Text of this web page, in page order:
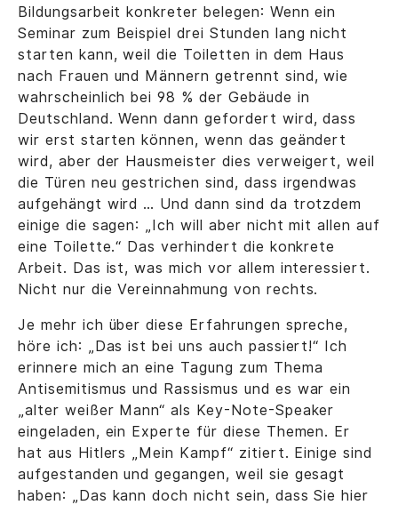
Bildungsarbeit konkreter belegen: Wenn ein
Seminar zum Beispiel drei Stunden lang nicht
starten kann, weil die Toiletten in dem Haus
nach Frauen und Männern getrennt sind, wie
wahrscheinlich bei 98 % der Gebäude in
Deutschland. Wenn dann gefordert wird, dass
wir erst starten können, wenn das geändert
wird, aber der Hausmeister dies verweigert, weil
die Türen neu gestrichen sind, dass irgendwas
aufgehängt wird … Und dann sind da trotzdem
einige die sagen: „Ich will aber nicht mit allen auf
eine Toilette.“ Das verhindert die konkrete
Arbeit. Das ist, was mich vor allem interessiert.
Nicht nur die Vereinnahmung von rechts.
Je mehr ich über diese Erfahrungen spreche,
höre ich: „Das ist bei uns auch passiert!“ Ich
erinnere mich an eine Tagung zum Thema
Antisemitismus und Rassismus und es war ein
„alter weißer Mann“ als Key-Note-Speaker
eingeladen, ein Experte für diese Themen. Er
hat aus Hitlers „Mein Kampf“ zitiert. Einige sind
aufgestanden und gegangen, weil sie gesagt
haben: „Das kann doch nicht sein, dass Sie hier